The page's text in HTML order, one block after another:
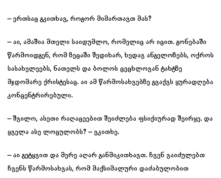
– ერთსაც გკითხავ, როგორ მიმართავთ მას?
– აი, ამაშია მთელი საიდუმლო, რომელიც არ იცით. გონებაში
წარმოიდგენ, რომ ზეცაში შედიხარ, ხედავ ანგელოზებს, ოქროს
სასახელეებს, ნათელს და ბოლოს ცეცხლოვან ტახტზე
მჯდომარე ქრისტესაც. აი ამ წარმოსახვებზე გვაქვს ყურადღება
კონცენტრირებული.
– შვილო, ასეთი რაღაცეებით შეიძლება ფსიქიურად შეირყე. და
ყველა ასე ლოცულობს? – ვკითხე.
– აი გეტყვით და მერე აღარ განმიკითხავთ. ჩვენ ვაიძულებთ
ჩვენს წარმოსახვას, რომ მაქსიმალური დაძაბულობით